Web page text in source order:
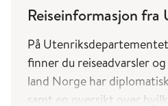
Reiseinformasjon fra
På
finner du reiseadvarsler
land Norge har
samt en oversikt over